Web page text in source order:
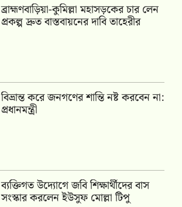
ব্রাহ্মণবাড়িয়া-কুমিল্লা মহাসড়কের চার লেন
প্রকল্প দ্রুত বাস্তবায়নের দাবি তাহেরীর
বিভ্রান্ত করে জনগণের শান্তি নষ্ট করবেন না:
প্রধানমন্ত্রী
ব্যক্তিগত উদ্যোগে জবি শিক্ষার্থীদের বাস
সংস্কার করলেন ইউসুফ মোল্লা টিপু